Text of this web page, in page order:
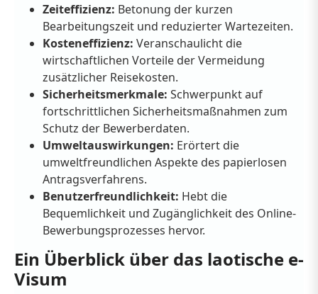
Zeiteffizienz: Betonung der kurzen
Bearbeitungszeit und reduzierter Wartezeiten.
Kosteneffizienz: Veranschaulicht die
wirtschaftlichen Vorteile der Vermeidung
zusätzlicher Reisekosten.
Sicherheitsmerkmale: Schwerpunkt auf
fortschrittlichen Sicherheitsmaßnahmen zum
Schutz der Bewerberdaten.
Umweltauswirkungen: Erörtert die
umweltfreundlichen Aspekte des papierlosen
Antragsverfahrens.
Benutzerfreundlichkeit: Hebt die
Bequemlichkeit und Zugänglichkeit des Online-
Bewerbungsprozesses hervor.
Ein Überblick über das laotische e-
Visum